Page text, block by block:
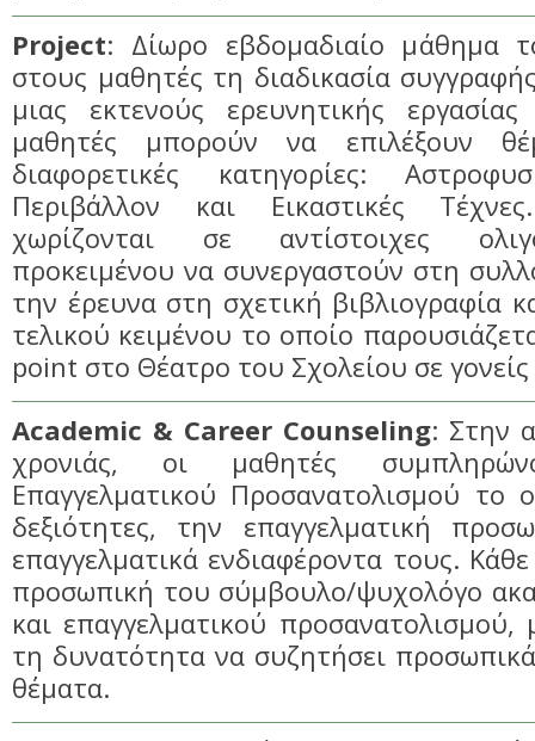
Project: Δίωρο εβδομαδιαίο μάθημα
στους μαθητές τη διαδικασία
μιας εκτενούς ερευνητικής
μαθητές μπορούν να επιλέξουν
διαφορετικές κατηγορίες:
Περιβάλλον και Εικαστικές
χωρίζονται σε αντίστοιχες
προκειμένου να συνεργαστούν στη
την έρευνα στη σχετική βιβλιογραφία
τελικού κειμένου το οποίο
point στο Θέατρο του Σχολείου σε
Academic & Career Counseling: Στην
χρονιάς, οι μαθητές
Επαγγελματικού Προσανατολισμού το
δεξιότητες, την επαγγελματική
επαγγελματικά ενδιαφέροντα τους.
προσωπική του σύμβουλο/ψυχολόγο
και επαγγελματικού προσανατολισμού,
τη δυνατότητα να συζητήσει
θέματα.